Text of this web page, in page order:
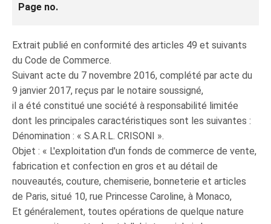
Page no.
Extrait publié en conformité des articles 49 et suivants
du Code de Commerce.
Suivant acte du 7 novembre 2016, complété par acte du
9 janvier 2017, reçus par le notaire soussigné,
il a été constitué une société à responsabilité limitée
dont les principales caractéristiques sont les suivantes :
Dénomination : « S.A.R.L. CRISONI ».
Objet : « L'exploitation d'un fonds de commerce de vente,
fabrication et confection en gros et au détail de
nouveautés, couture, chemiserie, bonneterie et articles
de Paris, situé 10, rue Princesse Caroline, à Monaco,
Et généralement, toutes opérations de quelque nature